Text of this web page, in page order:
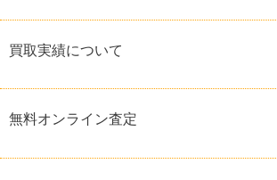
買取実績について
無料オンライン査定